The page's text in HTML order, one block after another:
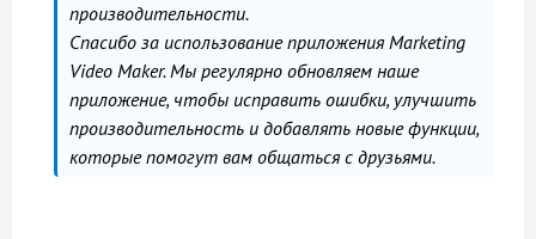
производительности.
Спасибо за использование приложения Marketing
Video Maker. Мы регулярно обновляем наше
приложение, чтобы исправить ошибки, улучшить
производительность и добавлять новые функции,
которые помогут вам общаться с друзьями.